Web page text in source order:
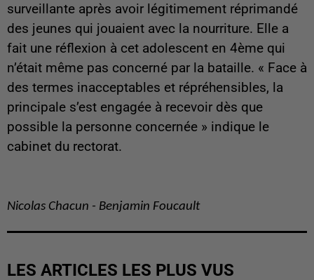
surveillante après avoir légitimement réprimandé
des jeunes qui jouaient avec la nourriture. Elle a
fait une réflexion à cet adolescent en 4ème qui
n’était même pas concerné par la bataille. « Face à
des termes inacceptables et répréhensibles, la
principale s’est engagée à recevoir dès que
possible la personne concernée » indique le
cabinet du rectorat.
Nicolas Chacun - Benjamin Foucault
LES ARTICLES LES PLUS VUS